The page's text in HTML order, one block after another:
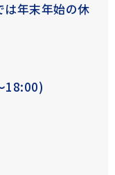
年末年始の休
18:00)